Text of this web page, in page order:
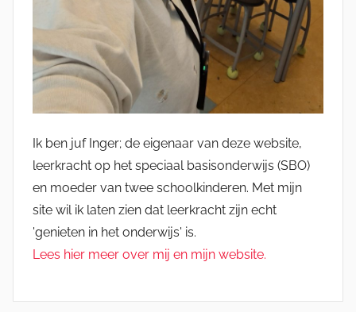
Ik ben juf Inger; de eigenaar van deze website,
leerkracht op het speciaal basisonderwijs (SBO)
en moeder van twee schoolkinderen. Met mijn
site wil ik laten zien dat leerkracht zijn echt
'genieten in het onderwijs' is.
Lees hier meer over mij en mijn website.